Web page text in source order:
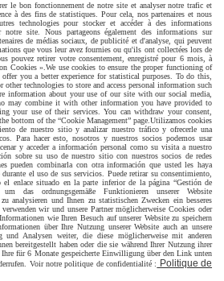
rapide
le bon fonctionnement de notre site et analyser notre trafic et
à des fins de statistiques. Pour cela, nos partenaires et nous
technologies pour stocker et accéder à des informations
site. Nous partageons également des informations sur
de médias sociaux, de publicité et d'analyse, qui peuvent
que vous leur avez fournies ou qu'ils ont collectées lors de
pouvez retirer votre consentement, enregistré pour 6 mois, à
Cookies ». We use cookies to ensure the proper functioning of
you a better experience for statistical purposes. To do this,
other technologies to store and access personal information such
information about your use of our site with our social media,
may combine it with other information you have provided to
your use of their services. You can withdraw your consent,
bottom of the “Cookie Management” page. Utilizamos cookies
de nuestro sitio y analizar nuestro tráfico y ofrecerle una
Para hacer esto, nosotros y nuestros socios podemos usar
y acceder a información personal como su visita a nuestro
sobre su uso de nuestro sitio con nuestros socios de redes
pueden combinarla con otra información que usted les haya
el uso de sus servicios. Puede retirar su consentimiento,
el enlace situado en la parte inferior de la página “Gestión de
das ordnungsgemäße Funktionieren unserer Website
analysieren und Ihnen zu statistischen Zwecken ein besseres
wir und unsere Partner möglicherweise Cookies oder
wie Ihren Besuch auf unserer Website zu speichern
über Ihre Nutzung unserer Website auch an unsere
und Analysen weiter, die diese möglicherweise mit anderen
bereitgestellt haben oder die sie während Ihrer Nutzung ihrer
Ihre für 6 Monate gespeicherte Einwilligung über den Link unten
Voir notre politique de confidentialité :
Politique de